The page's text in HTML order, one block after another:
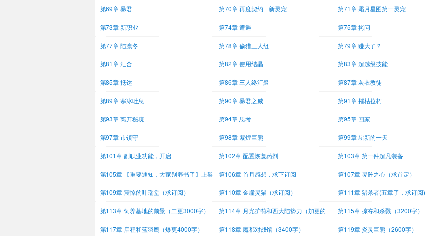
第69章 暴君 第70章 再度契约，新灵宠 第71章 霜月星图第一灵宠
第73章 新职业 第74章 遭遇 第75章 拷问
第77章 陆凛冬 第78章 偷猎三人组 第79章 赚大了？
第81章 汇合 第82章 使用结晶 第83章 超越级技能
第85章 抵达 第86章 三人终汇聚 第87章 灰衣教徒
第89章 寒冰吐息 第90章 暴君之威 第91章 摧枯拉朽
第93章 离开秘境 第94章 思考 第95章 回家
第97章 市镇守 第98章 紫煌巨熊 第99章 崭新的一天
第101章 副职业功能，开启 第102章 配置恢复药剂 第103章 第一件超凡装备
第105章 【重要通知，大家别养书了】上架
第106章 首月感想，求下订阅 第107章 灵阵之心（求首定）
第109章 震惊的叶瑞堂（求订阅） 第110章 金瞳灵猫（求订阅） 第111章 猎杀者(五章了，求订阅)
第113章 饲养基地的前景（二更3000字）
第114章 月光护符和西大陆势力（加更的
4000
第115章 掠夺和杀戮（3200字）
第117章 启程和蓝羽鹰（爆更4000字） 第118章 魔都对战馆（3400字） 第119章 炎灵巨熊（2600字）